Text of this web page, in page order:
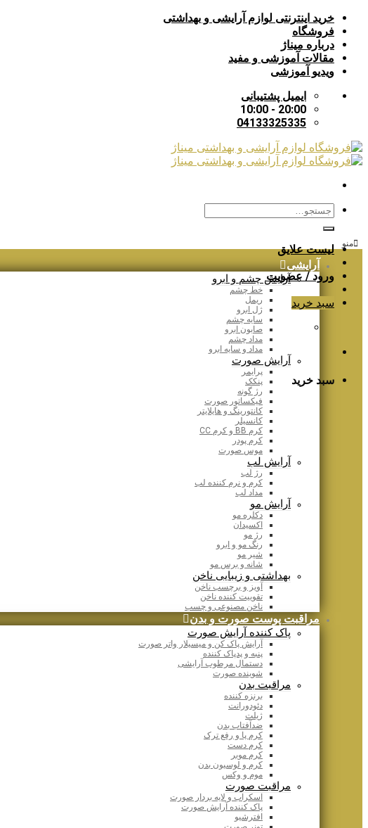
Skip
content
خرید اینترنتی لوازم آرایشی و بهداشتی
فروشگاه
درباره میناژ
مقالات آموزشی و مفید
ویدیو آموزشی
ایمیل پشتیبانی
20:00 - 10:00
04133325335
جستجو
برای:
لیست علایق
ورود / عضویت
سبد خرید
سبد خرید
منو
آرایشی
آرایش چشم و ابرو
خط چشم
ریمل
ژل ابرو
سایه چشم
صابون ابرو
مداد چشم
مداد و سایه ابرو
آرایش صورت
پرایمر
پنکک
رژ گونه
فیکساتور صورت
کانتورینگ و هایلایتر
کانسیلر
کرم BB و کرم CC
کرم پودر
موس صورت
آرایش لب
رژ لب
کرم و نرم کننده لب
مداد لب
آرایش مو
دکلره مو
اکسیدان
رژ مو
رنگ مو و ابرو
شیر مو
شانه و برس مو
بهداشتی و زیبایی ناخن
آویز و برچسب ناخن
تقوییت کننده ناخن
ناخن مصنوعی و چسب
مراقبت پوست صورت و بدن
پاک کننده آرایش صورت
آرایش پاک کن و میسیلار واتر صورت
پنبه و پدپاک کننده
دستمال مرطوب آرایشی
شوینده صورت
مراقبت بدن
برنزه کننده
دئودورانت
ژیلت
ضدآفتاب بدن
کرم پا و رفع ترک
کرم دست
کرم موبر
کرم و لوسیون بدن
موم و وکس
مراقبت صورت
اسکراب و لایه بردار صورت
پاک کننده آرایش صورت
افترشیو